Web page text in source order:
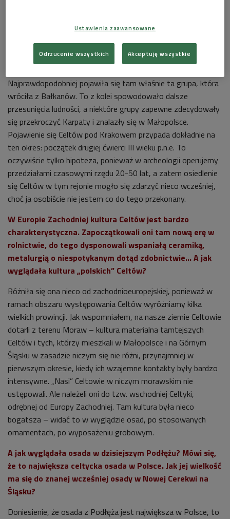
nie precyzują jakie, ponieważ dla Greków te rejony to była po
prostu terra incognita. W tym samym czasie, od połowy lat
70. III w. p.n.e., zagęszcza się osadnictwo na Morawach, a w
Najprawdopodobniej pojawiła się tam właśnie ta grupa, która
wróciła z Bałkanów. To z kolei spowodowało dalsze
przesunięcia ludności, a niektóre grupy zapewne zdecydowały
się przekroczyć Karpaty i znalazły się w Małopolsce.
Pojawienie się Celtów pod Krakowem przypada dokładnie na
ten okres: początek drugiej ćwierci III wieku p.n.e. To
oczywiście tylko hipoteza, ponieważ w archeologii operujemy
przedziałami czasowymi rzędu 20-50 lat, a zatem osiedlenie
się Celtów w tym rejonie mogło się zdarzyć nieco wcześniej,
choć ja osobiście nie jestem co do tego przekonany.
W Europie Zachodniej kultura Celtów jest bardzo
charakterystyczna. Zapoczątkowali oni tam nową erę w
rolnictwie, do tego dysponowali wspaniałą ceramiką,
metalurgią o niespotykanym dotąd zdobnictwie… A jak
wyglądała kultura „polskich” Celtów?
Różniła się ona nieco od zachodnioeuropejskiej, ponieważ w
ramach obszaru występowania Celtów wyróżniamy kilka
wielkich prowincji. Jak wspomniałem, na nasze ziemie Celtowie
dotarli z terenu Moraw – kultura materialna tamtejszych
Celtów i tych, którzy mieszkali w Małopolsce i na Górnym
Śląsku w zasadzie niczym się nie różni, przynajmniej w
pierwszym okresie, kiedy ich wzajemne kontakty były bardzo
intensywne. „Nasi” Celtowie w niczym morawskim nie
ustępowali. Ale należeli oni do tzw. wschodniej Celtyki,
odrębnej od Europy Zachodniej. Tam kultura była nieco
bogatsza – widać to w wyglądzie osad, po stosowanych
ornamentach, po wyposażeniu grobowym.
A jak wyglądała osada w dzisiejszym Podłężu? Mówi się,
że to największa celtycka osada w Polsce. Jak jej wielkość
ma się do znanej wcześniej osady w Nowej Cerekwi na
Śląsku?
Doniesienie, że osada z Podłęża jest największa w Polsce, to
Ustawienia zaawansowane
Odrzucenie wszystkich Akceptuję wszystkie